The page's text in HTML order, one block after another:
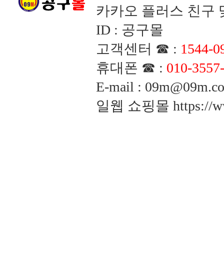
카카오 플러스 친구
ID : 공구몰
고객센터 ☎ : 1544-
휴대폰 ☎ : 010-
E-mail :
일웹 쇼핑몰 https://